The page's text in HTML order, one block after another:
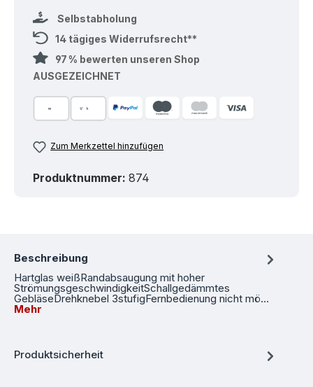
Selbstabholung
14 tägiges Widerrufsrecht**
97 % bewerten unseren Shop
AUSGEZEICHNET
Zum Merkzettel hinzufügen
Produktnummer: 874
Beschreibung
Hartglas weißRandabsaugung mit hoher
StrömungsgeschwindigkeitSchallgedämmtes
GebläseDrehknebel 3stufigFernbedienung nicht mö…
Mehr
Produktsicherheit